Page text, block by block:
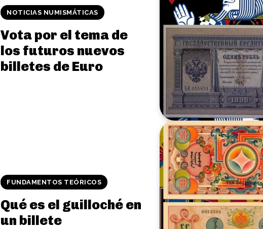
NOTICIAS NUMISMÁTICAS
Vota por el tema de
los futuros nuevos
billetes de Euro
FUNDAMENTOS TEÓRICOS
Qué es el guilloché en
un billete